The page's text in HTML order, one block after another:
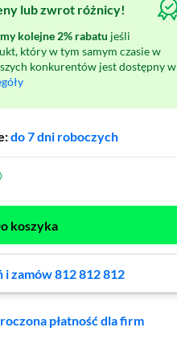
lub zwrot różnicy!
kolejne 2% rabatu jeśli
który w tym samym czasie w
konkurentów jest dostępny w
do 7 dni roboczych
się w nowym oknie)
koszyka
i zamów 812 812 812
płatność dla firm